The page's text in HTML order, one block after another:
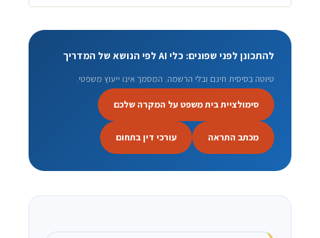
להתכונן לפני שפונים: כלי AI לפי הנושא של המדריך
טיוטה בסיסית חינם ובלי הרשמה. המסמך אינו ייעוץ משפטי.
סימולציית בית משפט על המקרה שלכם
מכתב התראה עורכי דין בתחום